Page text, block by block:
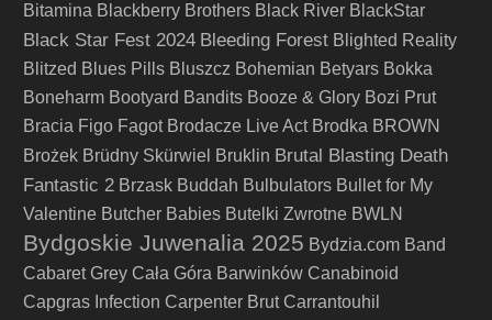
Bitamina Blackberry Brothers Black River BlackStar
Black Star Fest 2024 Bleeding Forest Blighted Reality
Blitzed Blues Pills Bluszcz Bohemian Betyars Bokka
Boneharm Bootyard Bandits Booze & Glory Bozi Prut
Bracia Figo Fagot Brodacze Live Act Brodka BROWN
Brożek Brüdny Skürwiel Bruklin Brutal Blasting Death
Fantastic 2 Brzask Buddah Bulbulators Bullet for My
Valentine Butcher Babies Butelki Zwrotne BWLN
Bydgoskie Juwenalia 2025 Bydzia.com Band
Cabaret Grey Cała Góra Barwinków Canabinoid
Capgras Infection Carpenter Brut Carrantouhil